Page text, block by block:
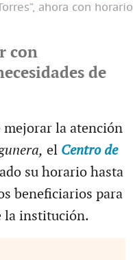
ahora con horario
con
de
mejorar la atención
el Centro de
su horario hasta
beneficiarios para
la institución.